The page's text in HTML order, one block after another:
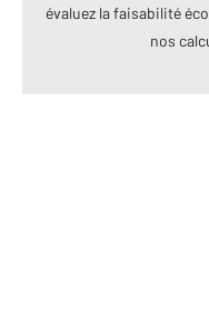
évaluez la faisabilité
nos